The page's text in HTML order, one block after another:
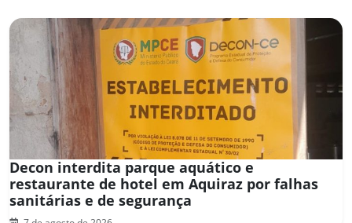
Decon interdita parque aquático e
restaurante de hotel em Aquiraz por falhas
sanitárias e de segurança